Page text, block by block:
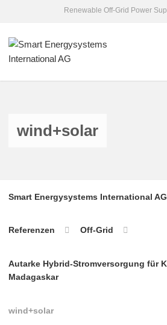
Renewable Off-Grid Power
wind+solar
Smart Energysystems International AG
Referenzen Off-Grid
Autarke Hybrid-Stromversorgung für
Madagaskar
wind+solar